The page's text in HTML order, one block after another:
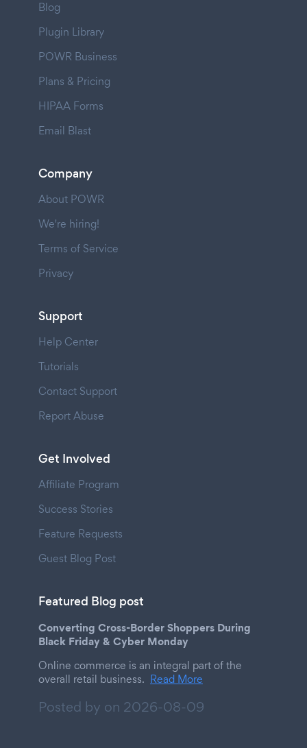
Blog
Plugin Library
POWR Business
Plans & Pricing
HIPAA Forms
Email Blast
Company
About POWR
We're hiring!
Terms of Service
Privacy
Support
Help Center
Tutorials
Contact Support
Report Abuse
Get Involved
Affiliate Program
Success Stories
Feature Requests
Guest Blog Post
Featured Blog post
Converting Cross-Border Shoppers During
Black Friday & Cyber Monday
Online commerce is an integral part of the
overall retail business. Read More
Posted by on 2026-08-09